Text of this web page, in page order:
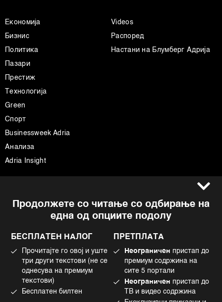
Продолжете со читање со одбирање на
една од опциите подолу
БЕСПЛАТЕН НАЛОГ
Прочитајте го овој и уште
три други текстови (не се
однесува на премиум
текстови)
Бесплатен билтен
ПРЕТПЛАТА
Неограничен пристап до
премиум содржина на
сите 5 портали
Неограничен пристап до
ТВ и видео содржина
Економија
Бизнис
Политика
Пазари
Престиж
Технологија
Green
Спорт
Businessweek Adria
Анализа
Adria Insight
Videos
Распоред
Настани на Блумберг Адрија
Импресум
Политика на приватност
Политика за колачиња
Употреба на вештачка интелигенција
Facebook
Instagram
Twitter
Tiktok
©2022 - 2026 Bloomberg L.P. All Rights Reserved. BLOOMBERG and the